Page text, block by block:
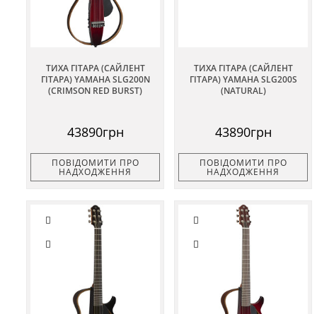
ТИХА ГІТАРА (САЙЛЕНТ
ГІТАРА) YAMAHA SLG200N
(CRIMSON RED BURST)
43890грн
ПОВІДОМИТИ ПРО
НАДХОДЖЕННЯ
ТИХА ГІТАРА (САЙЛЕНТ
ГІТАРА) YAMAHA SLG200S
(NATURAL)
43890грн
ПОВІДОМИТИ ПРО
НАДХОДЖЕННЯ